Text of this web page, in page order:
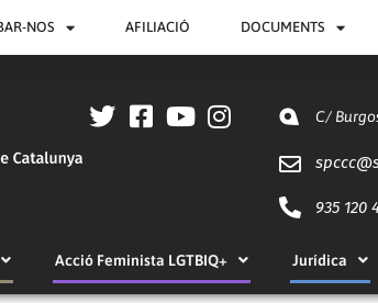
NOS AFILIACIÓ DOCUMENTS
C/
spccc@
935 120
Acció Feminista LGTBIQ+ Jurídica